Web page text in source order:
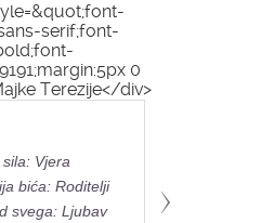
serif;font-
0
Terezije</div>
Vjera
bića: Roditelji
svega: Ljubav